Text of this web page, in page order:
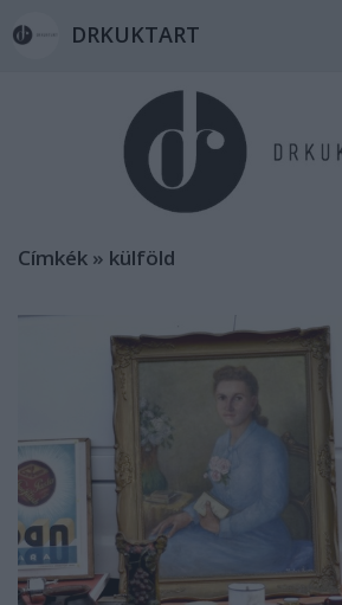
DRKUKTART
Címkék » külföld